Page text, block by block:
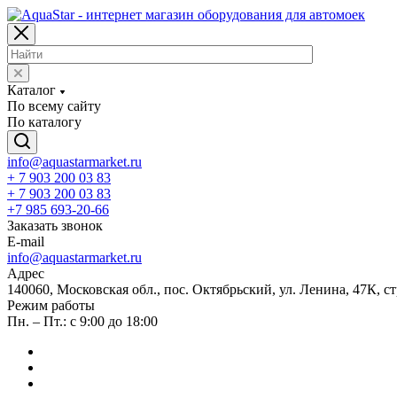
Каталог
По всему сайту
По каталогу
info@aquastarmarket.ru
+ 7 903 200 03 83
+ 7 903 200 03 83
+7 985 693-20-66
Заказать звонок
E-mail
info@aquastarmarket.ru
Адрес
140060, Московская обл., пос. Октябрьский, ул. Ленина, 47К,
Режим работы
Пн. – Пт.: с 9:00 до 18:00